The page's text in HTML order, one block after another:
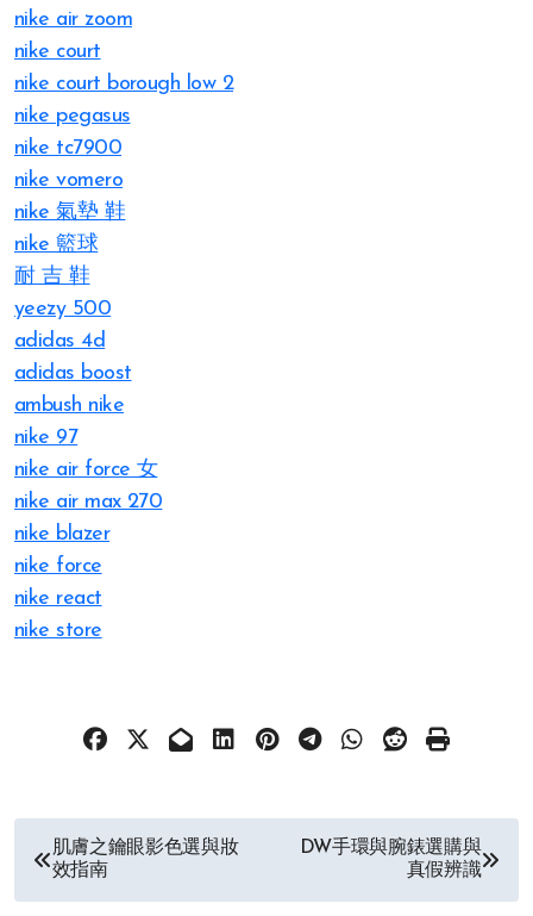
nike air zoom
nike court
nike court borough low 2
nike pegasus
nike tc7900
nike vomero
nike 氣墊 鞋
nike 籃球
耐 吉 鞋
yeezy 500
adidas 4d
adidas boost
ambush nike
nike 97
nike air force 女
nike air max 270
nike blazer
nike force
nike react
nike store
文
章
肌膚之鑰眼影色選與妝
效指南
DW手環與腕錶選購與
真假辨識